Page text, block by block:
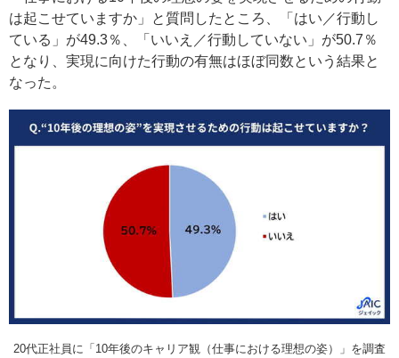
は起こせていますか」と質問したところ、「はい／行動し
ている」が49.3％、「いいえ／行動していない」が50.7％
となり、実現に向けた行動の有無はほぼ同数という結果と
なった。
20代正社員に「10年後のキャリア観（仕事における理想の姿）」を調査